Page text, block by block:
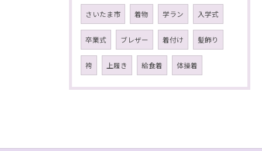
さいたま市 着物 学ラン 入学式
卒業式 ブレザー 着付け 髪飾り
袴 上履き 給食着 体操着